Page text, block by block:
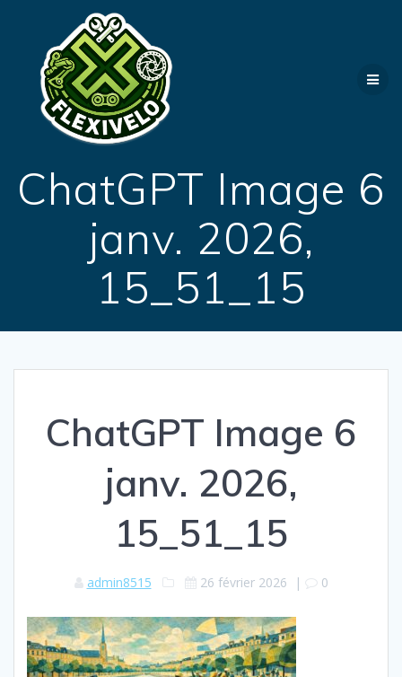
ChatGPT Image 6
janv. 2026,
15_51_15
ChatGPT Image 6
janv. 2026,
15_51_15
admin8515 26 février 2026 | 0